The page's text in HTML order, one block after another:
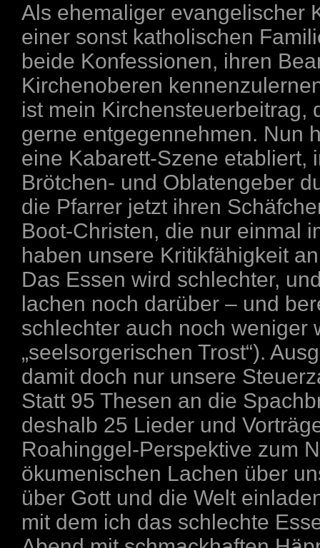
Als ehemaliger evangelischer
einer sonst katholischen
beide Konfessionen, ihren
Kirchenoberen
ist mein Kirchensteuerbeitrag,
gerne entgegennehmen. Nun
eine Kabarett-Szene etabliert,
Brötchen- und Oblatengeber
die Pfarrer jetzt ihren
Boot-Christen, die nur einmal
haben unsere Kritikfähigkeit
Das Essen wird schlechter,
lachen noch darüber – und
schlechter auch noch weniger
„seelsorgerischen Trost“).
damit doch nur unsere
Statt 95 Thesen an die
deshalb 25 Lieder und
Roahinggel-Perspektive zum
ökumenischen Lachen über
über Gott und die Welt
mit dem ich das schlechte